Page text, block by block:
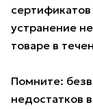
устранение
товаре в
Помните:
недостатков